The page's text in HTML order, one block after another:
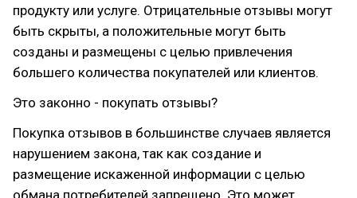
продукту или услуге. Отрицательные отзывы могут
быть скрыты, а положительные могут быть
созданы и размещены с целью привлечения
большего количества покупателей или клиентов.
Это законно - покупать отзывы?
Покупка отзывов в большинстве случаев является
нарушением закона, так как создание и
размещение искаженной информации с целью
обмана потребителей запрещено. Это может